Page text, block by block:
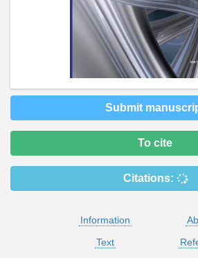
Submit
To cite
Citations:
Information
Text